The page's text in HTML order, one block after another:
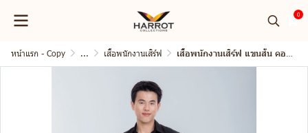
0
หน้าแรก - Copy ... เสื้อพนักงานเสิร์ฟ เสื้อพนักงานเสิร์ฟ แขนสั้น คอปก